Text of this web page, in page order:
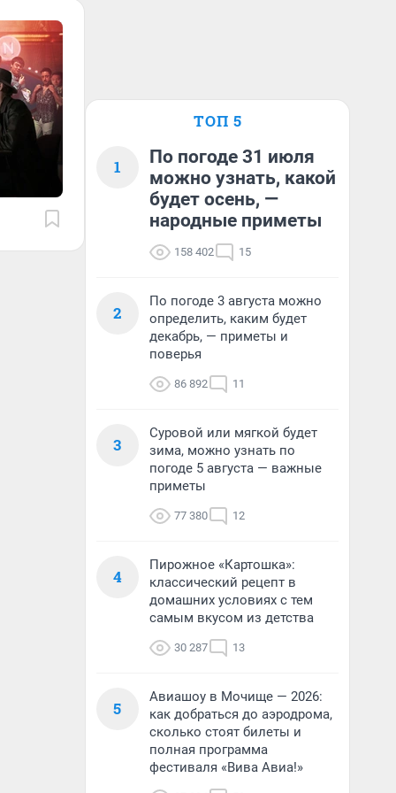
ТОП 5
1
По погоде 31 июля
можно узнать, какой
будет осень, —
народные приметы
158 402 15
2
По погоде 3 августа можно
определить, каким будет
декабрь, — приметы и
поверья
86 892 11
3
Суровой или мягкой будет
зима, можно узнать по
погоде 5 августа — важные
приметы
77 380 12
4
Пирожное «Картошка»:
классический рецепт в
домашних условиях с тем
самым вкусом из детства
30 287 13
5
Авиашоу в Мочище — 2026:
как добраться до аэродрома,
сколько стоят билеты и
полная программа
фестиваля «Вива Авиа!»